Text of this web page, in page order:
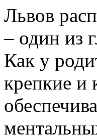
Львов
– один из
Как у
крепкие и